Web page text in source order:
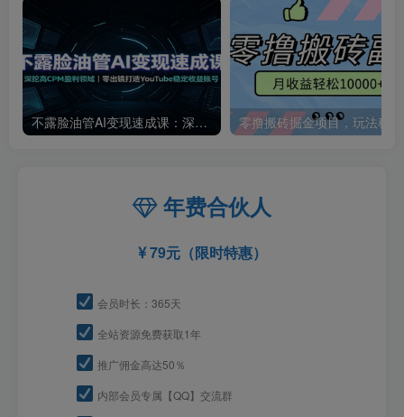
不露脸油管AI变现速成课：深挖高CPM盈利领域，零出镜打造YouTube稳定收益账号
年费合伙人
79元（限时特惠）
会员时长：365天
全站资源免费获取1年
推广佣金高达50％
内部会员专属【QQ】交流群